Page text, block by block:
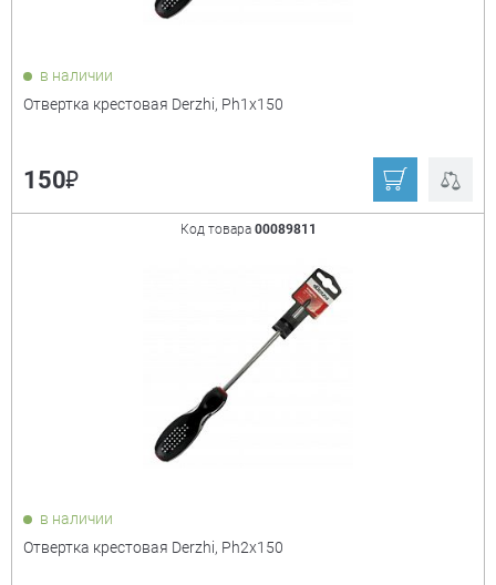
в наличии
Отвертка крестовая Derzhi, Ph1x150
150₽
Код товара 00089811
в наличии
Отвертка крестовая Derzhi, Ph2x150